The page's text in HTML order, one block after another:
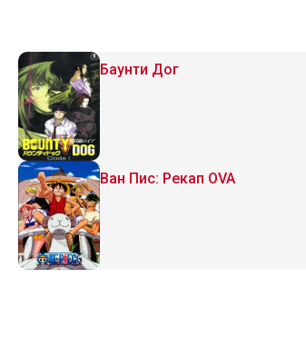
Баунти Дог
Ван Пис: Рекап OVA